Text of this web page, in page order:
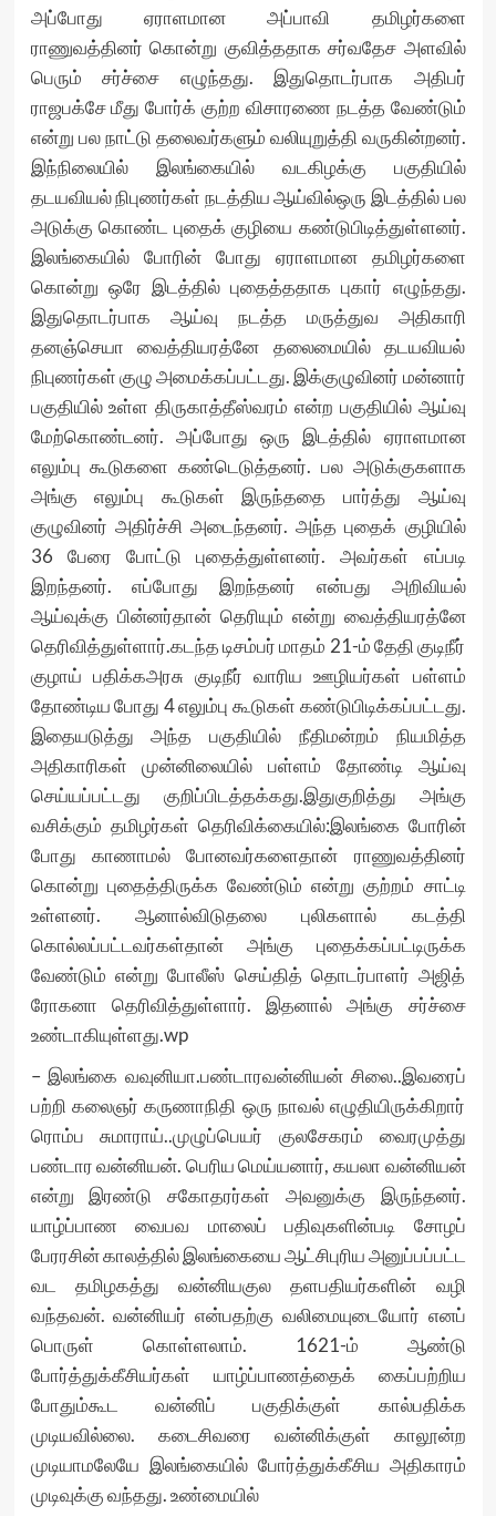
அப்போது ஏராளமான அப்பாவி தமிழர்களை
ராணுவத்தினர் கொன்று குவித்ததாக சர்வதேச அளவில்
பெரும் சர்ச்சை எழுந்தது. இதுதொடர்பாக அதிபர்
ராஜபக்சே மீது போர்க் குற்ற விசாரணை நடத்த வேண்டும்
என்று பல நாட்டு தலைவர்களும் வலியுறுத்தி வருகின்றனர்.
இந்நிலையில் இலங்கையில் வடகிழக்கு பகுதியில்
தடயவியல் நிபுணர்கள் நடத்திய ஆய்வில்ஒரு இடத்தில் பல
அடுக்கு கொண்ட புதைக் குழியை கண்டுபிடித்துள்ளனர்.
இலங்கையில் போரின் போது ஏராளமான தமிழர்களை
கொன்று ஒரே இடத்தில் புதைத்ததாக புகார் எழுந்தது.
இதுதொடர்பாக ஆய்வு நடத்த மருத்துவ அதிகாரி
தனஞ்செயா வைத்தியரத்னே தலைமையில் தடயவியல்
நிபுணர்கள் குழு அமைக்கப்பட்டது. இக்குழுவினர் மன்னார்
பகுதியில் உள்ள திருகாத்தீஸ்வரம் என்ற பகுதியில் ஆய்வு
மேற்கொண்டனர். அப்போது ஒரு இடத்தில் ஏராளமான
எலும்பு கூடுகளை கண்டெடுத்தனர். பல அடுக்குகளாக
அங்கு எலும்பு கூடுகள் இருந்ததை பார்த்து ஆய்வு
குழுவினர் அதிர்ச்சி அடைந்தனர். அந்த புதைக் குழியில்
36 பேரை போட்டு புதைத்துள்ளனர். அவர்கள் எப்படி
இறந்தனர். எப்போது இறந்தனர் என்பது அறிவியல்
ஆய்வுக்கு பின்னர்தான் தெரியும் என்று வைத்தியரத்னே
தெரிவித்துள்ளார்.கடந்த டிசம்பர் மாதம் 21-ம் தேதி குடிநீர்
குழாய் பதிக்கஅரசு குடிநீர் வாரிய ஊழியர்கள் பள்ளம்
தோண்டிய போது 4 எலும்பு கூடுகள் கண்டுபிடிக்கப்பட்டது.
இதையடுத்து அந்த பகுதியில் நீதிமன்றம் நியமித்த
அதிகாரிகள் முன்னிலையில் பள்ளம் தோண்டி ஆய்வு
செய்யப்பட்டது குறிப்பிடத்தக்கது.இதுகுறித்து அங்கு
வசிக்கும் தமிழர்கள் தெரிவிக்கையில்:இலங்கை போரின்
போது காணாமல் போனவர்களைதான் ராணுவத்தினர்
கொன்று புதைத்திருக்க வேண்டும் என்று குற்றம் சாட்டி
உள்ளனர். ஆனால்விடுதலை புலிகளால் கடத்தி
கொல்லப்பட்டவர்கள்தான் அங்கு புதைக்கப்பட்டிருக்க
வேண்டும் என்று போலீஸ் செய்தித் தொடர்பாளர் அஜித்
ரோகனா தெரிவித்துள்ளார். இதனால் அங்கு சர்ச்சை
உண்டாகியுள்ளது.wp
– இலங்கை வவுனியா.பண்டாரவன்னியன் சிலை..இவரைப்
பற்றி கலைஞர் கருணாநிதி ஒரு நாவல் எழுதியிருக்கிறார்
ரொம்ப சுமாராய்..முழுப்பெயர் குலசேகரம் வைரமுத்து
பண்டார வன்னியன். பெரிய மெய்யனார், கயலா வன்னியன்
என்று இரண்டு சகோதரர்கள் அவனுக்கு இருந்தனர்.
யாழ்ப்பாண வைபவ மாலைப் பதிவுகளின்படி சோழப்
பேரரசின் காலத்தில் இலங்கையை ஆட்சிபுரிய அனுப்பப்பட்ட
வட தமிழகத்து வன்னியகுல தளபதியர்களின் வழி
வந்தவன். வன்னியர் என்பதற்கு வலிமையுடையோர் எனப்
பொருள் கொள்ளலாம். 1621-ம் ஆண்டு
போர்த்துக்கீசியர்கள் யாழ்ப்பாணத்தைக் கைப்பற்றிய
போதும்கூட வன்னிப் பகுதிக்குள் கால்பதிக்க
முடியவில்லை. கடைசிவரை வன்னிக்குள் காலூன்ற
முடியாமலேயே இலங்கையில் போர்த்துக்கீசிய அதிகாரம்
முடிவுக்கு வந்தது. உண்மையில்